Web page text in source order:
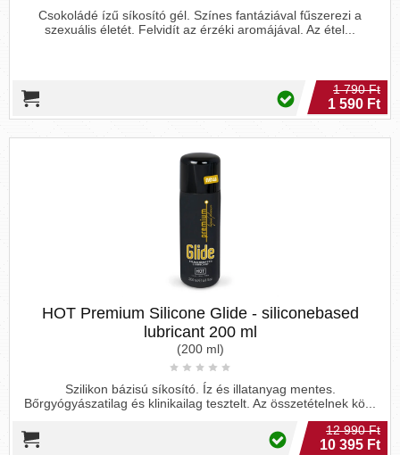
Csokoládé ízű síkosító gél. Színes fantáziával fűszerezi a
szexuális életét. Felvidít az érzéki aromájával. Az étel...
1 790 Ft
1 590 Ft
HOT Premium Silicone Glide - siliconebased
lubricant 200 ml
(200 ml)
Szilikon bázisú síkosító. Íz és illatanyag mentes.
Bőrgyógyászatilag és klinikailag tesztelt. Az összetételnek kö...
12 990 Ft
10 395 Ft